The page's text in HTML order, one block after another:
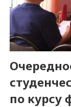
по курсу